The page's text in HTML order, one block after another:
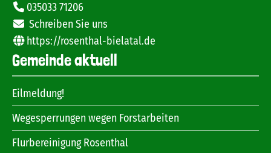
035033 71206
Schreiben Sie uns
https://rosenthal-bielatal.de
Gemeinde aktuell
Eilmeldung!
Wegesperrungen wegen Forstarbeiten
Flurbereinigung Rosenthal